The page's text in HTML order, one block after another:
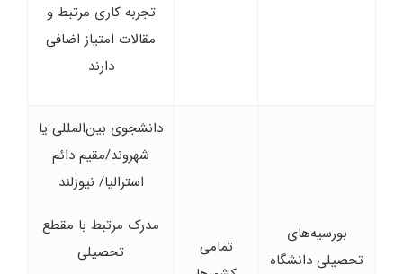
تجربه کاری مرتبط و
مقالات امتیاز اضافی
دارند
بورسیه‌های
تحصیلی دانشگاه
تمامی
دانشجوی بین‌المللی یا
شهروند/مقیم دائم
استرالیا/ نیوزلند
مدرک مرتبط با مقطع
تحصیلی